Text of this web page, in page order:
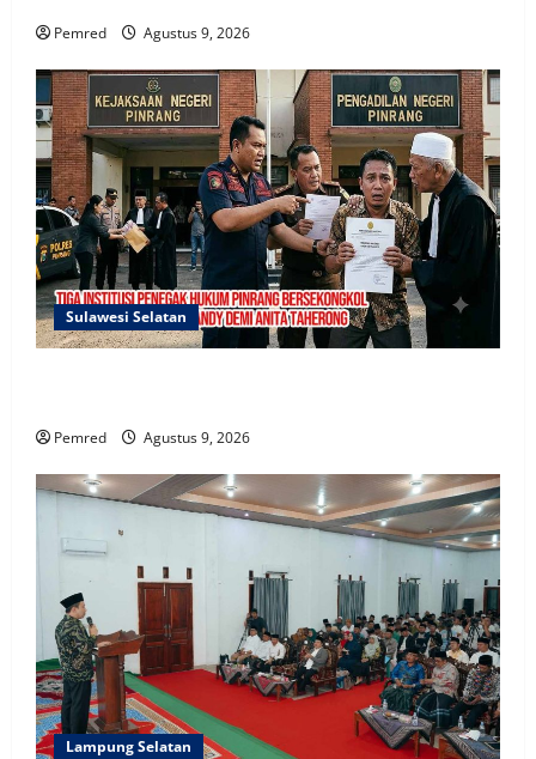
Pemred Agustus 9, 2026
Sulawesi Selatan
Pemred Agustus 9, 2026
Lampung Selatan